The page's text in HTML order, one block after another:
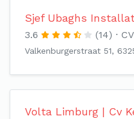
Sjef Ubaghs
3.6 (14)
Valkenburgerstraat 51,
Volta Limburg | Cv